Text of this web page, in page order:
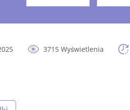
3715 Wyświetlenia